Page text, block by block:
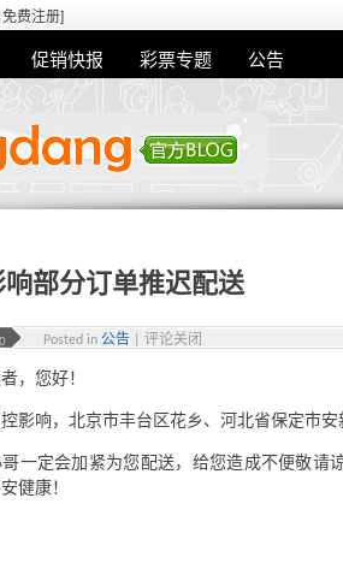
免费注册]
促销快报 彩票专题 公告
部分订单推迟配送
Posted in 公告 评论关闭
，您好！
影响，北京市丰台区花乡、河北省保定市
一定会加紧为您配送，给您造成不便敬请
健康！